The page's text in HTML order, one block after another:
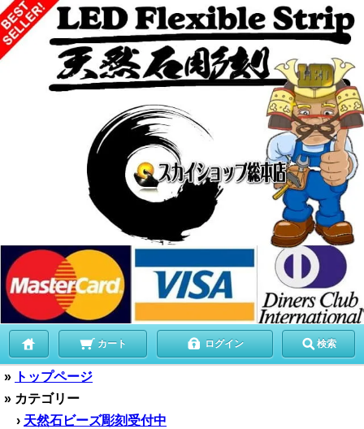
カート ログイン 検索
»
トップページ
» カテゴリー
› 天然石ビーズ彫刻受付中